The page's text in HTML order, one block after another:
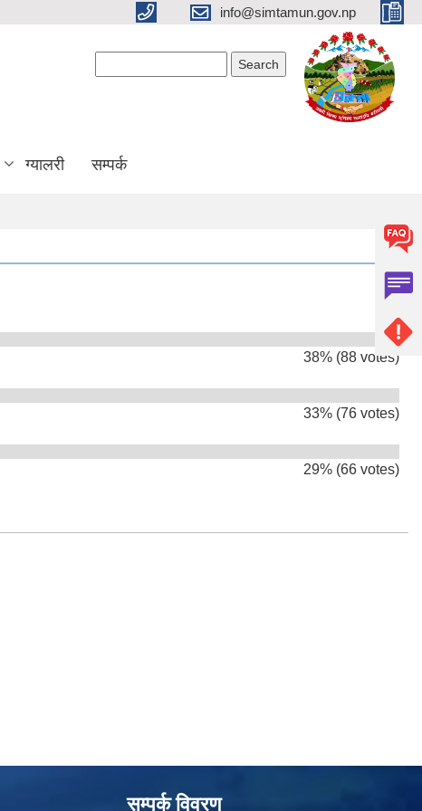
info@simtamun.gov.np
ग्यालरी सम्पर्क
38% (88 votes)
33% (76 votes)
29% (66 votes)
सम्पर्क विवरण